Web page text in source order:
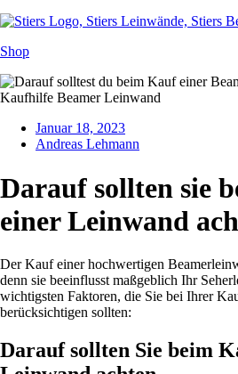
Shop
Januar 18, 2023
Andreas Lehmann
Darauf sollten sie
einer Leinwand
Der Kauf einer hochwertigen
denn sie beeinflusst maßgeblich Ihr
wichtigsten Faktoren, die Sie bei Ihrer
berücksichtigen sollten:
Darauf sollten Sie beim